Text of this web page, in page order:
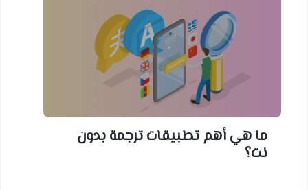
ما هي أهم تطبيقات ترجمة بدون
نت؟